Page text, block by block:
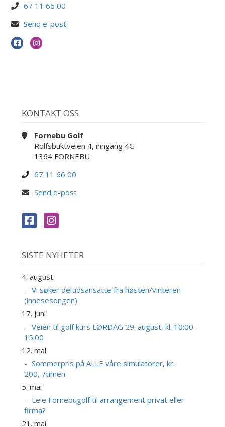
67 11 66 00
Send e-post
KONTAKT OSS
Fornebu Golf
Rolfsbuktveien 4, inngang 4G
1364 FORNEBU
67 11 66 00
Send e-post
SISTE NYHETER
4. august
Vi søker deltidsansatte fra høsten/vinteren
(innesesongen)
17. juni
Veien til golf kurs LØRDAG 29. august, kl. 10:00-
15:00
12. mai
Sommerpris på ALLE våre simulatorer, kr.
200,-/timen
5. mai
Leie Fornebugolf til arrangement privat eller
firma?
21. mai